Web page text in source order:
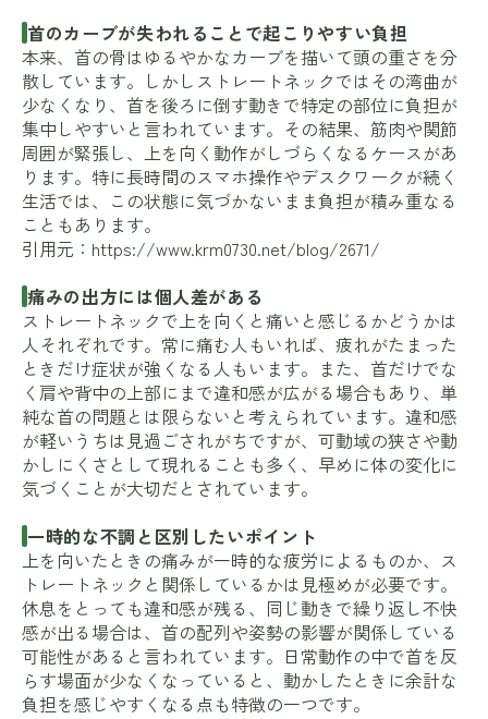
首のカーブが失われることで起こりやすい負担
本来、首の骨はゆるやかなカーブを描いて頭の重さを分
散しています。しかしストレートネックではその湾曲が
少なくなり、首を後ろに倒す動きで特定の部位に負担が
集中しやすいと言われています。その結果、筋肉や関節
周囲が緊張し、上を向く動作がしづらくなるケースがあ
ります。特に長時間のスマホ操作やデスクワークが続く
生活では、この状態に気づかないまま負担が積み重なる
こともあります。
引用元： https://www.krm0730.net/blog/2671/
痛みの出方には個人差がある
ストレートネックで上を向くと痛いと感じるかどうかは
人それぞれです。常に痛む人もいれば、疲れがたまった
ときだけ症状が強くなる人もいます。また、首だけでな
く肩や背中の上部にまで違和感が広がる場合もあり、単
純な首の問題とは限らないと考えられています。違和感
が軽いうちは見過ごされがちですが、可動域の狭さや動
かしにくさとして現れることも多く、早めに体の変化に
気づくことが大切だとされています。
一時的な不調と区別したいポイント
上を向いたときの痛みが一時的な疲労によるものか、ス
トレートネックと関係しているかは見極めが必要です。
休息をとっても違和感が残る、同じ動きで繰り返し不快
感が出る場合は、首の配列や姿勢の影響が関係している
可能性があると言われています。日常動作の中で首を反
らす場面が少なくなっていると、動かしたときに余計な
負担を感じやすくなる点も特徴の一つです。